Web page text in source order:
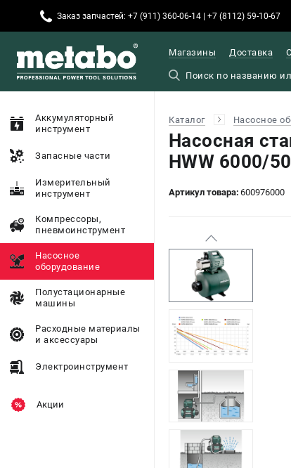
Заказ запчастей: +7 (911) 360-06-14 | +7 (8112) 59-10-67
Магазины Доставка
Аккумуляторный
инструмент
Запасные части
Измерительный
инструмент
Компрессоры,
пневмоинструмент
Насосное
оборудование
Полустационарные
машины
Расходные материалы
и аксессуары
Электроинструмент
Акции
Каталог Насосное
Насосная
HWW 6000/
Артикул товара: 600976000